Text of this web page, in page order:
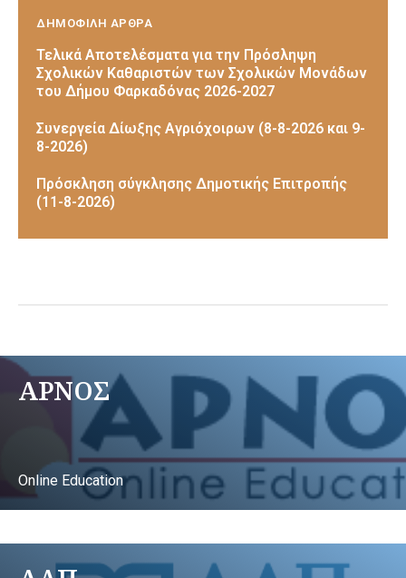
ΔΗΜΟΦΙΛΗ ΑΡΘΡΑ
Τελικά Αποτελέσματα για την Πρόσληψη
Σχολικών Καθαριστών των Σχολικών Μονάδων
του Δήμου Φαρκαδόνας 2026-2027
Συνεργεία Δίωξης Αγριόχοιρων (8-8-2026 και 9-
8-2026)
Πρόσκληση σύγκλησης Δημοτικής Επιτροπής
(11-8-2026)
ΑΡΝΟΣ
Online Education